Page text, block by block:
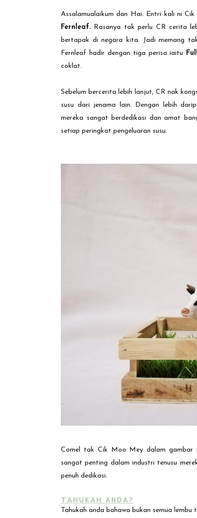
Assalamualaikum dan Hai. Entri kali ni
Fernleaf. Rasanya tak perlu CR cerita
bertapak di negara kita. Jadi memang
Fernleaf hadir dengan tiga perisa iaitu
coklat.
Sebelum bercerita lebih lanjut, CR nak
susu dari jenama lain. Dengan lebih
mereka sangat berdedikasi dan amat
setiap peringkat pengeluaran susu.
Comel tak Cik Moo Mey dalam gambar
sangat penting dalam industri tenusu
penuh dedikasi.
TAHUKAH ANDA?
Tahukah anda bahawa bukan semua lembu